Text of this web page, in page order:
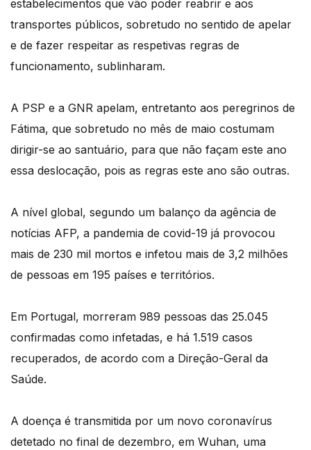
estabelecimentos que vão poder reabrir e aos
transportes públicos, sobretudo no sentido de apelar
e de fazer respeitar as respetivas regras de
funcionamento, sublinharam.
A PSP e a GNR apelam, entretanto aos peregrinos de
Fátima, que sobretudo no mês de maio costumam
dirigir-se ao santuário, para que não façam este ano
essa deslocação, pois as regras este ano são outras.
A nível global, segundo um balanço da agência de
notícias AFP, a pandemia de covid-19 já provocou
mais de 230 mil mortos e infetou mais de 3,2 milhões
de pessoas em 195 países e territórios.
Em Portugal, morreram 989 pessoas das 25.045
confirmadas como infetadas, e há 1.519 casos
recuperados, de acordo com a Direção-Geral da
Saúde.
A doença é transmitida por um novo coronavírus
detetado no final de dezembro, em Wuhan, uma